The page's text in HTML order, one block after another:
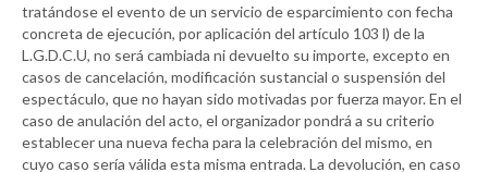
tratándose el evento de un servicio de esparcimiento con fecha
concreta de ejecución, por aplicación del artículo 103 l) de la
L.G.D.C.U, no será cambiada ni devuelto su importe, excepto en
casos de cancelación, modificación sustancial o suspensión del
espectáculo, que no hayan sido motivadas por fuerza mayor. En el
caso de anulación del acto, el organizador pondrá a su criterio
establecer una nueva fecha para la celebración del mismo, en
cuyo caso sería válida esta misma entrada. La devolución, en caso